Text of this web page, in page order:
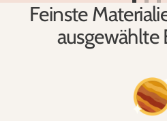
Zur
Slide
1
Zur
Slide
2 3
Feinste
ausgewählte